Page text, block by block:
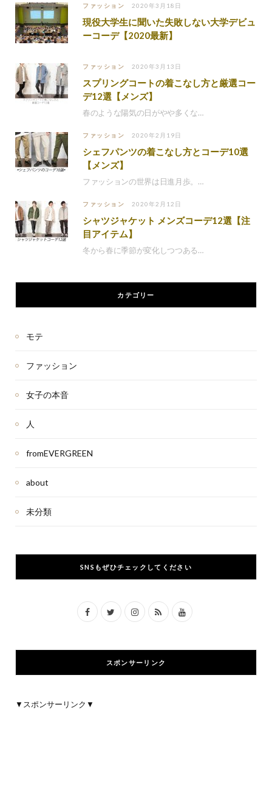
ファッション 2020年3月18日
現役大学生に聞いた失敗しない大学デビュ
ーコーデ【2020最新】
ファッション 2020年3月13日
スプリングコートの着こなし方と厳選コー
デ12選【メンズ】
春のような陽気の日がやや多くな…
ファッション 2020年2月19日
シェフパンツの着こなし方とコーデ10選
【メンズ】
ファッションの世界は日進月歩。…
ファッション 2020年2月12日
シャツジャケット メンズコーデ12選【注
目アイテム】
冬から春に季節が変化しつつある…
カテゴリー
モテ
ファッション
女子の本音
人
fromEVERGREEN
about
未分類
SNSもぜひチェックしてください
F
c
e
i
t
I
s
t
R
S
Y
u
T
スポンサーリンク
▼スポンサーリンク▼